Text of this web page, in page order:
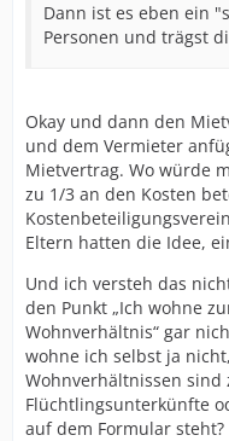
Dann ist es eben ein
Personen und trägst
Okay und dann den
und dem Vermieter
Mietvertrag. Wo würde
zu 1/3 an den Kosten
Eltern hatten die Idee,
Und ich versteh das
den Punkt „Ich wohne
Wohnverhältnis“ gar
wohne ich selbst ja
Wohnverhältnissen sind
Flüchtlingsunterkünfte
auf dem Formular steht?